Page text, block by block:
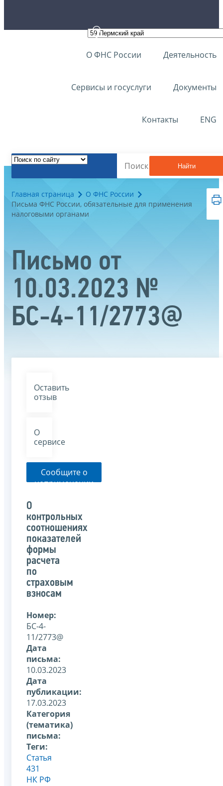
О ФНС России Деятельность
Сервисы и госуслуги Документы
Контакты ENG
Найти
Главная страница
О ФНС России
Письма ФНС России, обязательные для применения
налоговыми органами
Письмо от
10.03.2023 №
БС-4-11/2773@
Оставить
отзыв
О
сервисе
Сообщите о
неприменении
указанного
письма
О
контрольных
соотношениях
показателей
формы
расчета
по
страховым
взносам
Номер:
БС-4-
11/2773@
Дата
письма:
10.03.2023
Дата
публикации:
17.03.2023
Категория
(тематика)
письма:
Теги:
Статья
431
НК РФ